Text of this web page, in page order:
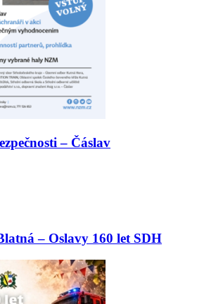
– Čáslav
– Oslavy 160 let SDH